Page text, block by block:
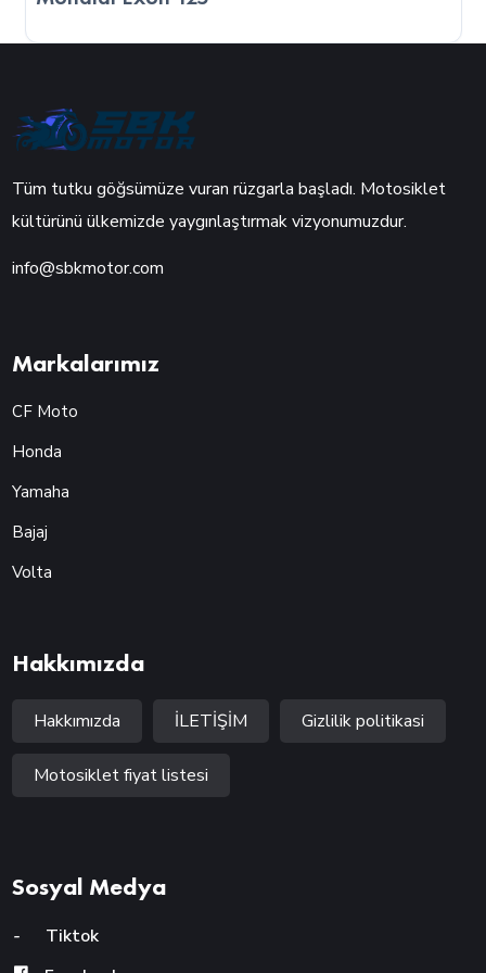
Tüm tutku göğsümüze vuran rüzgarla başladı. Motosiklet
kültürünü ülkemizde yaygınlaştırmak vizyonumuzdur.
info@sbkmotor.com
Markalarımız
CF Moto
Honda
Yamaha
Bajaj
Volta
Hakkımızda
Hakkımızda İLETİŞİM Gizlilik politikasi
Motosiklet fiyat listesi
Sosyal Medya
-
Tiktok